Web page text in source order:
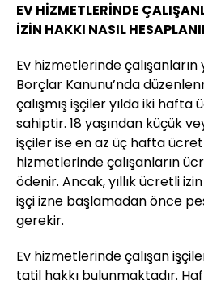
EV HİZMETLERİNDE
İZİN HAKKI NASIL
Ev hizmetlerinde çalışanların
Borçlar Kanunu’nda
çalışmış işçiler yılda iki hafta
sahiptir. 18 yaşından küçük
işçiler ise en az üç hafta
hizmetlerinde çalışanların
ödenir. Ancak, yıllık ücretli
işçi izne başlamadan önce
gerekir.
Ev hizmetlerinde çalışan
tatil hakkı bulunmaktadır.